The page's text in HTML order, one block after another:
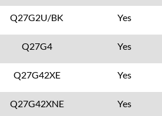
Q27G2U/BK Yes
Q27G4 Yes
Q27G42XE Yes
Q27G42XNE Yes